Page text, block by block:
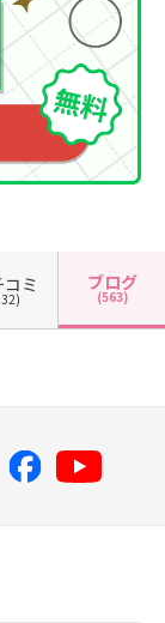
ミ ブログ
(563)